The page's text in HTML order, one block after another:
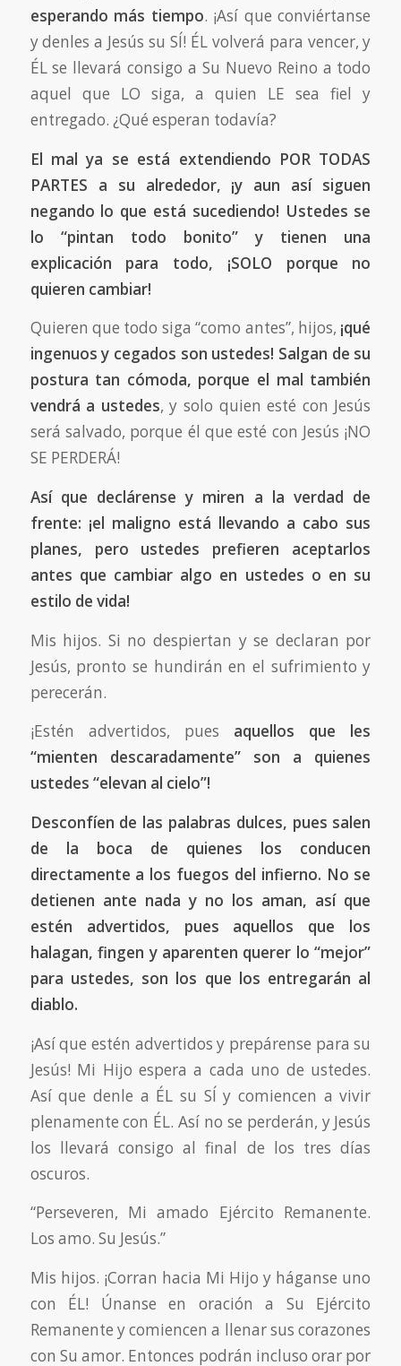
esperando más tiempo. ¡Así que conviértanse
y denles a Jesús su SÍ! ÉL volverá para vencer, y
ÉL se llevará consigo a Su Nuevo Reino a todo
aquel que LO siga, a quien LE sea fiel y
entregado. ¿Qué esperan todavía?
El mal ya se está extendiendo POR TODAS
PARTES a su alrededor, ¡y aun así siguen
negando lo que está sucediendo! Ustedes se
lo “pintan todo bonito” y tienen una
explicación para todo, ¡SOLO porque no
quieren cambiar!
Quieren que todo siga “como antes”, hijos, ¡qué
ingenuos y cegados son ustedes! Salgan de su
postura tan cómoda, porque el mal también
vendrá a ustedes, y solo quien esté con Jesús
será salvado, porque él que esté con Jesús ¡NO
SE PERDERÁ!
Así que declárense y miren a la verdad de
frente: ¡el maligno está llevando a cabo sus
planes, pero ustedes prefieren aceptarlos
antes que cambiar algo en ustedes o en su
estilo de vida!
Mis hijos. Si no despiertan y se declaran por
Jesús, pronto se hundirán en el sufrimiento y
perecerán.
¡Estén advertidos, pues aquellos que les
“mienten descaradamente” son a quienes
ustedes “elevan al cielo”!
Desconfíen de las palabras dulces, pues salen
de la boca de quienes los conducen
directamente a los fuegos del infierno. No se
detienen ante nada y no los aman, así que
estén advertidos, pues aquellos que los
halagan, fingen y aparenten querer lo “mejor”
para ustedes, son los que los entregarán al
diablo.
¡Así que estén advertidos y prepárense para su
Jesús! Mi Hijo espera a cada uno de ustedes.
Así que denle a ÉL su SÍ y comiencen a vivir
plenamente con ÉL. Así no se perderán, y Jesús
los llevará consigo al final de los tres días
oscuros.
“Perseveren, Mi amado Ejército Remanente.
Los amo. Su Jesús.”
Mis hijos. ¡Corran hacia Mi Hijo y háganse uno
con ÉL! Únanse en oración a Su Ejército
Remanente y comiencen a llenar sus corazones
con Su amor. Entonces podrán incluso orar por